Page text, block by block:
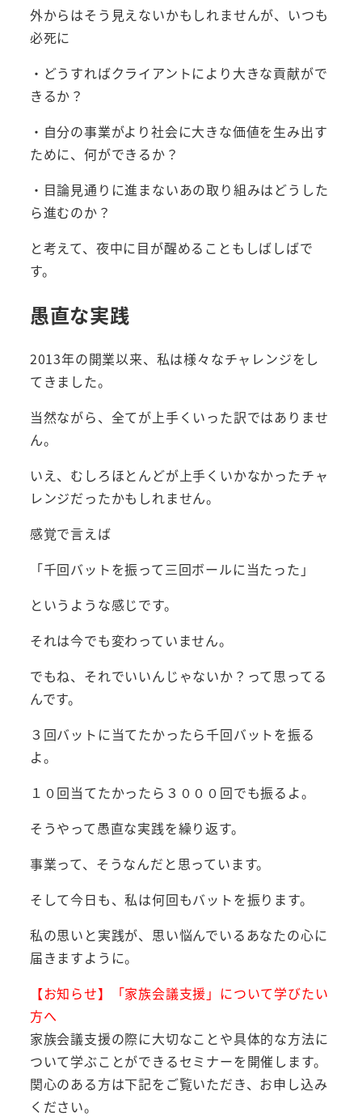
外からはそう見えないかもしれませんが、いつも
必死に
・どうすればクライアントにより大きな貢献がで
きるか？
・自分の事業がより社会に大きな価値を生み出す
ために、何ができるか？
・目論見通りに進まないあの取り組みはどうした
ら進むのか？
と考えて、夜中に目が醒めることもしばしばで
す。
愚直な実践
2013年の開業以来、私は様々なチャレンジをし
てきました。
当然ながら、全てが上手くいった訳ではありませ
ん。
いえ、むしろほとんどが上手くいかなかったチャ
レンジだったかもしれません。
感覚で言えば
「千回バットを振って三回ボールに当たった」
というような感じです。
それは今でも変わっていません。
でもね、それでいいんじゃないか？って思ってる
んです。
３回バットに当てたかったら千回バットを振る
よ。
１０回当てたかったら３０００回でも振るよ。
そうやって愚直な実践を繰り返す。
事業って、そうなんだと思っています。
そして今日も、私は何回もバットを振ります。
私の思いと実践が、思い悩んでいるあなたの心に
届きますように。
【お知らせ】「家族会議支援」について学びたい
方へ
家族会議支援の際に大切なことや具体的な方法に
ついて学ぶことができるセミナーを開催します。
関心のある方は下記をご覧いただき、お申し込み
ください。